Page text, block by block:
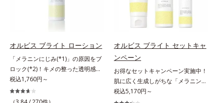
(*1)から成る「ナノVCショットカプ
セル」を配合。カプセルが浸透して
現。毛穴の目立ちをしっかりケア
(*3)して、ゆらぎやすいニキビ肌
を、みずみずしい清潔な垢抜け肌
(*4)へと導きます。たっぷりの保湿
成分で低刺激。敏感肌の方にもお使
いいただけます(*5)。*1 テトラ2-ヘ
導体(*3)と5種の整肌成分(*4)から成
る「ナノVCショットカプセル(*5)」
を配合。カプセルが浸透(*6)してか
て、高い浸透力(*6)と安定性を実
現。毛穴の目立ちをしっかりケア
(*7)して、ゆらぎやすいニキビ肌
を、みずみずしい清潔な垢抜け肌
(*1)へと導きます。たっぷりの保湿
成分で低刺激。敏感肌の方にもお使
オルビス ブライト ローション
「メラニンにじみ(*1)」の原因をブ
ロック(*2)！キメの整った透明感
(*3)のある肌印象へ導く美白(*2)化
粧水。業界初(*4)知見「メラニンの
第三のルート」である「横のひろが
税込1,760円～
オルビス ブライト セットキャ
ンペーン
お得なセットキャンペーン実施中！
肌に広く生成しがちな「メラニンに
じみ(*1)」の原因をブロック(*2)！
澄み渡る輝き透明肌(*3)へ。業界初
税込5,170円～